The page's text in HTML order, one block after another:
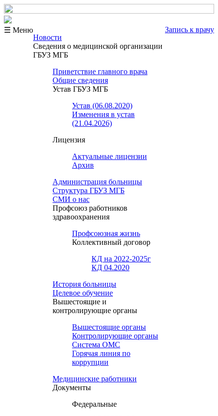
☰ Меню
Запись к врачу
Новости
Сведения о медицинской организации
ГБУЗ МГБ
Приветствие главного врача
Общие сведения
Устав ГБУЗ МГБ
Устав (06.08.2020)
Изменения в устав
(21.04.2026)
Лицензия
Актуальные лицензии
Архив
Администрация больницы
Структура ГБУЗ МГБ
СМИ о нас
Профсоюз работников
здравоохранения
Профсоюзная жизнь
Коллективный договор
КД на 2022-2025г
КД 04.2020
История больницы
Целевое обучение
Вышестоящие и
контролирующие органы
Вышестоящие органы
Контролирующие органы
Система ОМС
Горячая линия по
коррупции
Медицинские работники
Документы
Федеральные